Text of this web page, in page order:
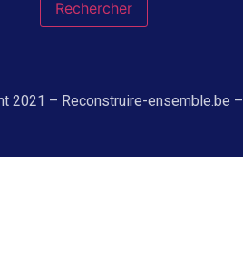
2021 – Reconstruire-ensemble.be –